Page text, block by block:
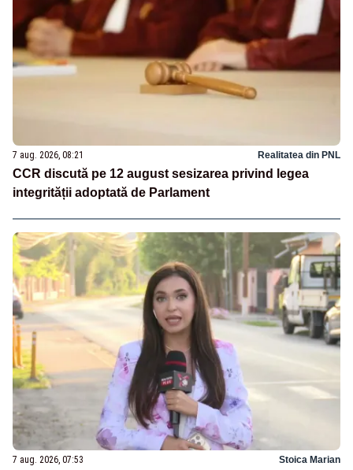
7 aug. 2026, 08:21 Realitatea din PNL
CCR discută pe 12 august sesizarea privind legea
integrității adoptată de Parlament
7 aug. 2026, 07:53 Stoica Marian